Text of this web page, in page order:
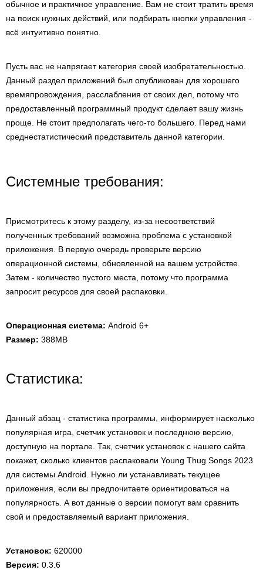
обычное и практичное управление. Вам не стоит тратить время
на поиск нужных действий, или подбирать кнопки управления -
всё интуитивно понятно.
Пусть вас не напрягает категория своей изобретательностью.
Данный раздел приложений был опубликован для хорошего
времяпровождения, расслабления от своих дел, потому что
предоставленный программный продукт сделает вашу жизнь
проще. Не стоит предполагать чего-то большего. Перед нами
среднестатистический представитель данной категории.
Системные требования:
Присмотритесь к этому разделу, из-за несоответствий
полученных требований возможна проблема с установкой
приложения. В первую очередь проверьте версию
операционной системы, обновленной на вашем устройстве.
Затем - количество пустого места, потому что программа
запросит ресурсов для своей распаковки.
Операционная система: Android 6+
Размер: 388MB
Статистика:
Данный абзац - статистика программы, информирует насколько
популярная игра, счетчик установок и последнюю версию,
доступную на портале. Так, счетчик установок с нашего сайта
покажет, сколько клиентов распаковали Young Thug Songs 2023
для системы Android. Нужно ли устанавливать текущее
приложения, если вы предпочитаете ориентироваться на
популярность. А вот данные о версии помогут вам сравнить
свой и предоставляемый вариант приложения.
Установок: 620000
Версия: 0.3.6